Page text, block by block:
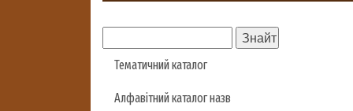
Тематичний каталог
Алфавітний каталог назв